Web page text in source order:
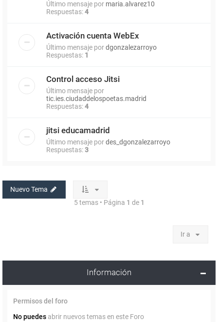
Último mensaje por maria.alvarez10
Respuestas:4
Activación cuenta WebEx
Último mensaje pordgonzalezarroyo
Respuestas: 1
Control acceso Jitsi
Último mensaje por
tic.ies.ciudaddelospoetas.madrid
Respuestas:4
jitsi educamadrid
Último mensaje pordes_dgonzalezarroyo
Respuestas:3
Nuevo Tema
5 temas • Página 1 de 1
Ir a
Información
Permisos del foro
No puedes abrir nuevos temas en este Foro